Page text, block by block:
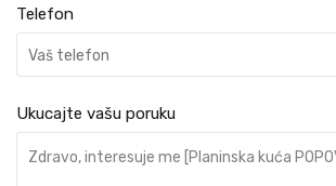
Telefon
Ukucajte vašu poruku